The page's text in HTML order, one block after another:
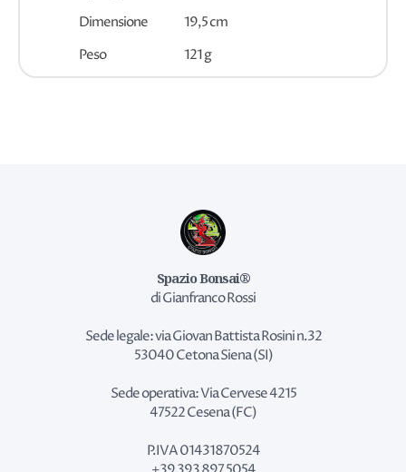
Dimensione
19,5 cm
Peso
121 g
Spazio Bonsai®
di Gianfranco Rossi
Sede legale: via Giovan Battista Rosini n.32
53040 Cetona Siena (SI)
Sede operativa: Via Cervese 4215
47522 Cesena (FC)
P.IVA 01431870524